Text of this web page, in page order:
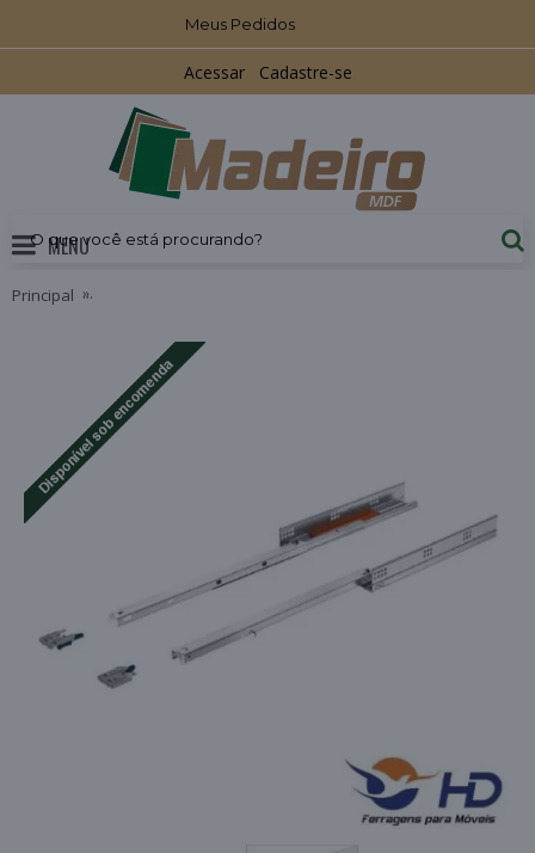
Meus Pedidos
Acessar Cadastre-se
MENU
Principal